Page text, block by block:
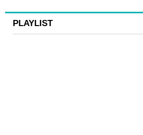
PLAYLIST